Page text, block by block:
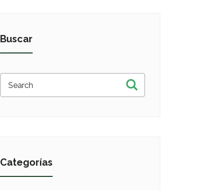
Buscar
Categorías